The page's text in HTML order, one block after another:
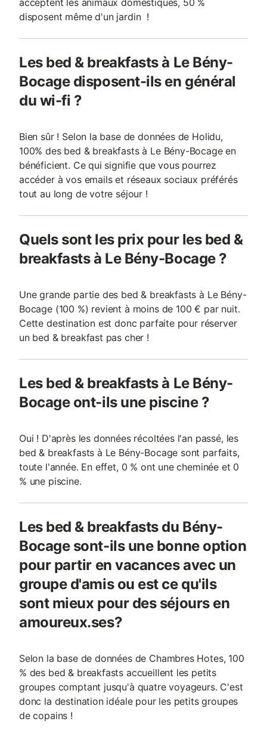
acceptent les animaux domestiques, 50 %
disposent même d'un jardin !
Les bed & breakfasts à Le Bény-
Bocage disposent-ils en général
du wi-fi ?
Bien sûr ! Selon la base de données de Holidu,
100% des bed & breakfasts à Le Bény-Bocage en
bénéficient. Ce qui signifie que vous pourrez
accéder à vos emails et réseaux sociaux préférés
tout au long de votre séjour !
Quels sont les prix pour les bed &
breakfasts à Le Bény-Bocage ?
Une grande partie des bed & breakfasts à Le Bény-
Bocage (100 %) revient à moins de 100 € par nuit.
Cette destination est donc parfaite pour réserver
un bed & breakfast pas cher !
Les bed & breakfasts à Le Bény-
Bocage ont-ils une piscine ?
Oui ! D'après les données récoltées l'an passé, les
bed & breakfasts à Le Bény-Bocage sont parfaits,
toute l'année. En effet, 0 % ont une cheminée et 0
% une piscine.
Les bed & breakfasts du Bény-
Bocage sont-ils une bonne option
pour partir en vacances avec un
groupe d'amis ou est ce qu'ils
sont mieux pour des séjours en
amoureux.ses?
Selon la base de données de Chambres Hotes, 100
% des bed & breakfasts accueillent les petits
groupes comptant jusqu'à quatre voyageurs. C'est
donc la destination idéale pour les petits groupes
de copains !